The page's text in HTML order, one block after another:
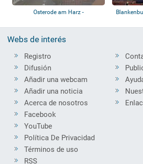
Osterode am Harz -
Webs de interés
Registro
Difusión
Añadir una webcam
Añadir una noticia
Acerca de nosotros
Facebook
YouTube
Política De Privacidad
Términos de uso
RSS